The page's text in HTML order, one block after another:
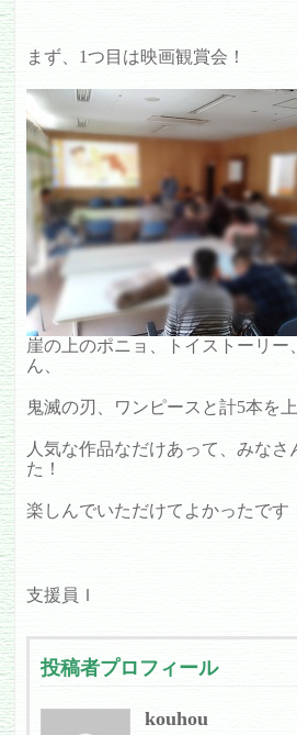
まず、1つ目は映画観賞会！
崖の上のポニョ、トイストーリー
ん、
鬼滅の刃、ワンピースと計5本を上
人気な作品なだけあって、みなさ
た！
楽しんでいただけてよかったです
支援員Ｉ
投稿者プロフィール
kouhou